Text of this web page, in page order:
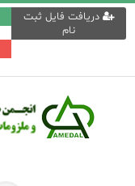
دریافت فایل ثبت
نام